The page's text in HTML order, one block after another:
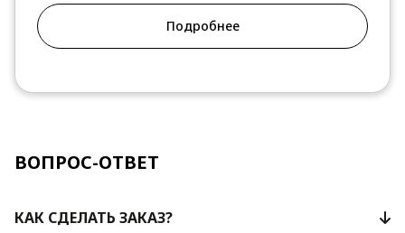
Подробнее
ВОПРОС-ОТВЕТ
КАК СДЕЛАТЬ ЗАКАЗ?